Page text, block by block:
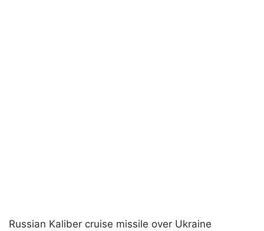
Russian Kaliber cruise missile over Ukraine